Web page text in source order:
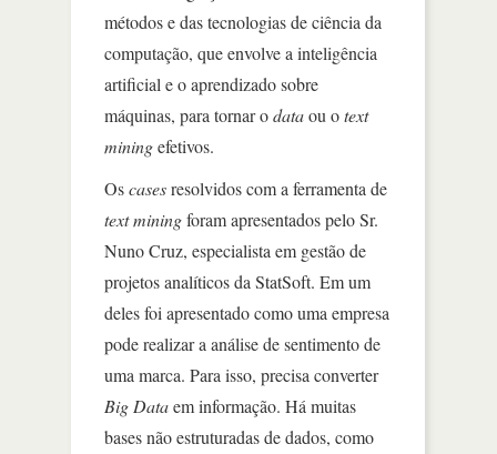
métodos e das tecnologias de ciência da
computação, que envolve a inteligência
artificial e o aprendizado sobre
máquinas, para tornar odataou otext
miningefetivos.
Oscasesresolvidos com a ferramenta de
text miningforam apresentados pelo Sr.
Nuno Cruz, especialista em gestão de
projetos analíticos da StatSoft. Em um
deles foi apresentado como uma empresa
pode realizar a análise de sentimento de
uma marca. Para isso, precisa converter
Big Dataem informação. Há muitas
bases não estruturadas de dados, como